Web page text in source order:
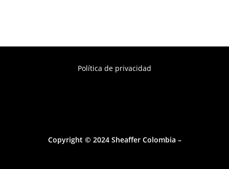
Política de privacidad
Copyright © 2024 Sheaffer Colombia –